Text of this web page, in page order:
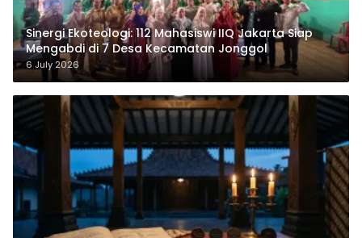
‎Sinergi Ekoteologi: 112 Mahasiswi IIQ Jakarta Siap
Mengabdi di 7 Desa Kecamatan Jonggol
6 July 2026